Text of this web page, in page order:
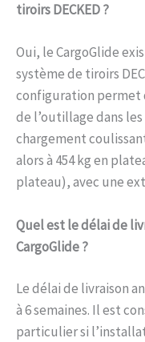
tiroirs DECKED ?
Oui, le CargoGlide
système de tiroirs
configuration permet
de l’outillage dans
chargement
alors à 454 kg en
plateau), avec une
Quel est le délai de
CargoGlide ?
Le délai de livraison
à 6 semaines. Il est
particulier si